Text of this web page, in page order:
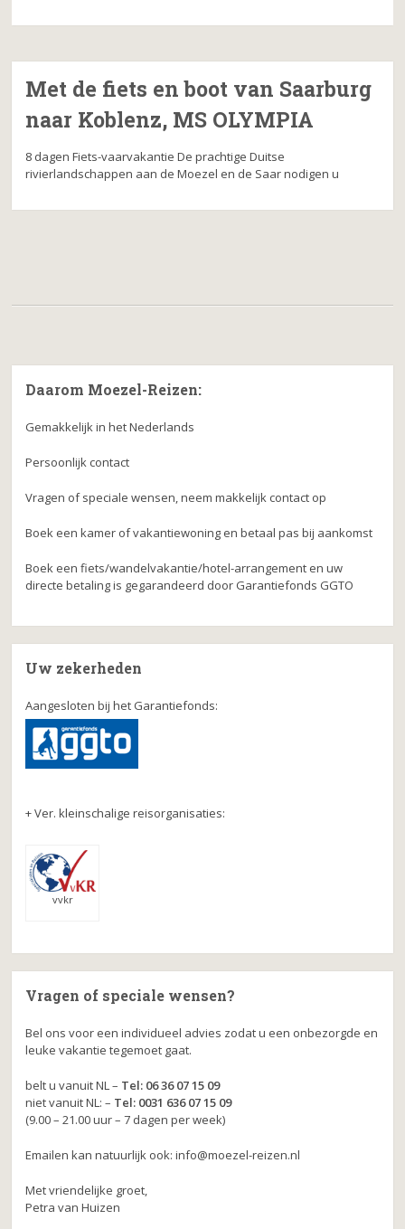
Met de fiets en boot van Saarburg
naar Koblenz, MS OLYMPIA
8 dagen Fiets-vaarvakantie De prachtige Duitse
rivierlandschappen aan de Moezel en de Saar nodigen u
Daarom Moezel-Reizen:
Gemakkelijk in het Nederlands
Persoonlijk contact
Vragen of speciale wensen, neem makkelijk contact op
Boek een kamer of vakantiewoning en betaal pas bij aankomst
Boek een fiets/wandelvakantie/hotel-arrangement en uw
directe betaling is gegarandeerd door Garantiefonds GGTO
Uw zekerheden
Aangesloten bij het Garantiefonds:
+ Ver. kleinschalige reisorganisaties:
vvkr
Vragen of speciale wensen?
Bel ons voor een individueel advies zodat u een onbezorgde en
leuke vakantie tegemoet gaat.
belt u vanuit NL – Tel: 06 36 07 15 09
niet vanuit NL: – Tel: 0031 636 07 15 09
(9.00 – 21.00 uur – 7 dagen per week)
Emailen kan natuurlijk ook: info@moezel-reizen.nl
Met vriendelijke groet,
Petra van Huizen